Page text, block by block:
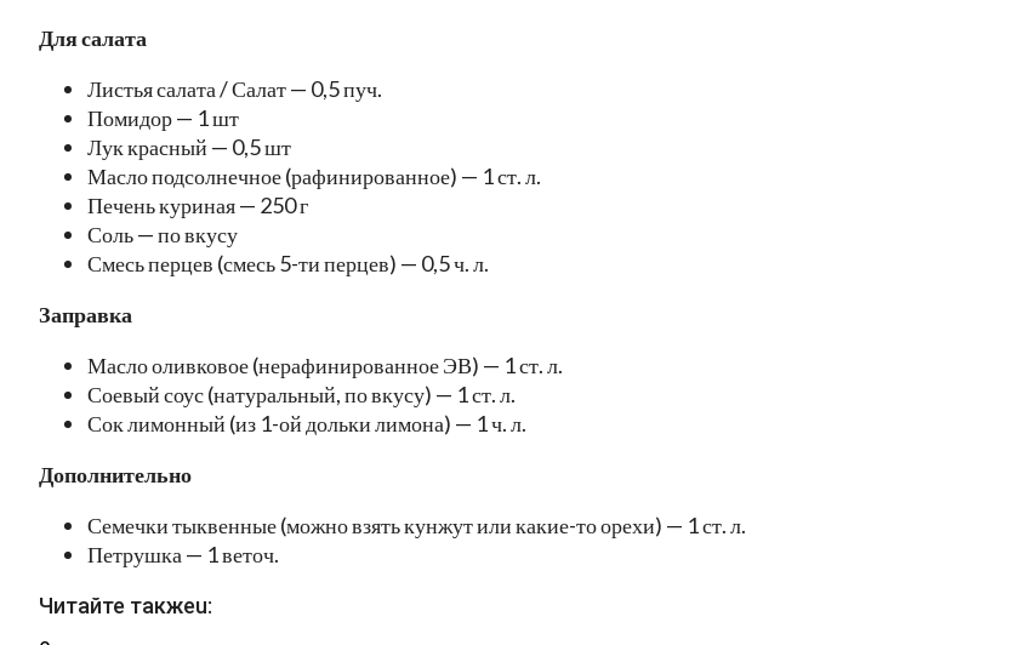
Для салата
Листья салата / Салат — 0,5 пуч.
Помидор — 1 шт
Лук красный — 0,5 шт
Масло подсолнечное (рафинированное) — 1 ст. л.
Печень куриная — 250 г
Соль — по вкусу
Смесь перцев (смесь 5-ти перцев) — 0,5 ч. л.
Заправка
Масло оливковое (нерафинированное ЭВ) — 1 ст. л.
Соевый соус (натуральный, по вкусу) — 1 ст. л.
Сок лимонный (из 1-ой дольки лимона) — 1 ч. л.
Дополнительно
Семечки тыквенные (можно взять кунжут или какие-то орехи) — 1 ст. л.
Петрушка — 1 веточ.
Читайте такжеu: